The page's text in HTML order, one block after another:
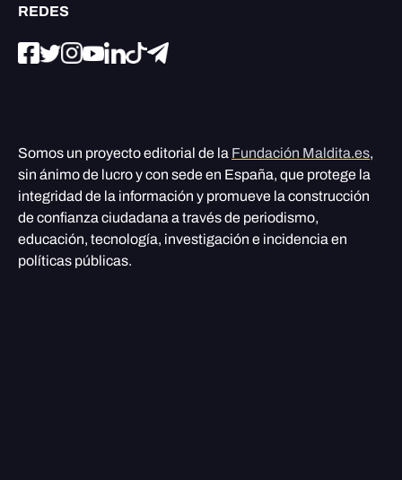
REDES
Somos un proyecto editorial de la Fundación Maldita.es,
sin ánimo de lucro y con sede en España, que protege la
integridad de la información y promueve la construcción
de confianza ciudadana a través de periodismo,
educación, tecnología, investigación e incidencia en
políticas públicas.